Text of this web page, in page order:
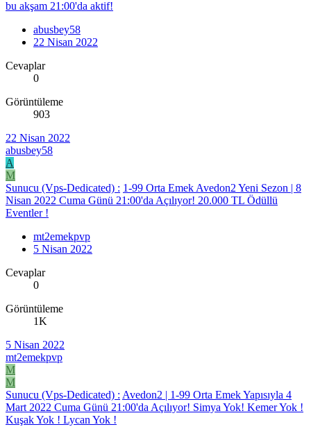
bu akşam 21:00'da aktif!
abusbey58
22 Nisan 2022
Cevaplar
0
Görüntüleme
903
22 Nisan 2022
abusbey58
A
M
Sunucu (Vps-Dedicated) : 1-99 Orta Emek Avedon2 Yeni Sezon | 8
Nisan 2022 Cuma Günü 21:00'da Açılıyor! 20.000 TL Ödüllü
Eventler !
mt2emekpvp
5 Nisan 2022
Cevaplar
0
Görüntüleme
1K
5 Nisan 2022
mt2emekpvp
M
M
Sunucu (Vps-Dedicated) : Avedon2 | 1-99 Orta Emek Yapısıyla 4
Mart 2022 Cuma Günü 21:00'da Açılıyor! Simya Yok! Kemer Yok !
Kuşak Yok ! Lycan Yok !